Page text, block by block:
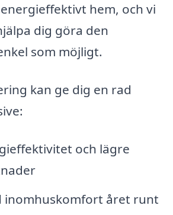
hem, och vi
dig göra den
som möjligt.
kan ge dig en rad
och lägre
inomhuskomfort året runt